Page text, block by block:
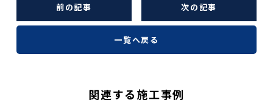
前の記事 次の記事
一覧へ戻る
関連する施工事例